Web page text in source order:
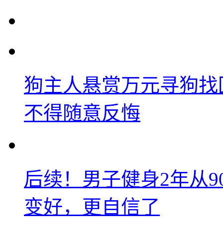
狗主人悬赏万元寻狗
不得随意反悔
后续！男子健身2年从
变好，更自信了